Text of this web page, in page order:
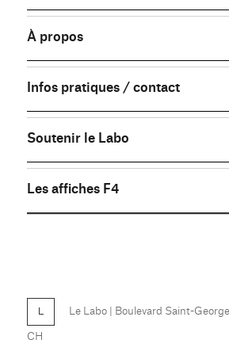
À propos
Infos pratiques / contact
Soutenir le Labo
Les affiches F4
Le Labo | Boulevard Saint-
CH